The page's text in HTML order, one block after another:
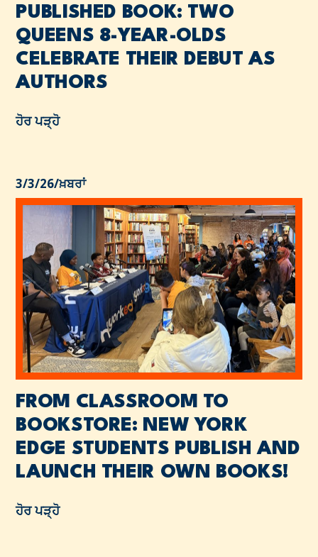
PUBLISHED BOOK: TWO
QUEENS 8-YEAR-OLDS
CELEBRATE THEIR DEBUT AS
AUTHORS
ਹੋਰ ਪੜ੍ਹੋ
3/3/26/ਖ਼ਬਰਾਂ
FROM CLASSROOM TO
BOOKSTORE: NEW YORK
EDGE STUDENTS PUBLISH AND
LAUNCH THEIR OWN BOOKS!
ਹੋਰ ਪੜ੍ਹੋ